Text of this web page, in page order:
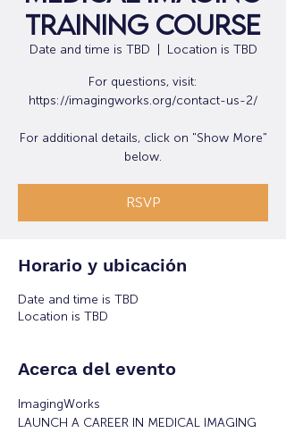
Training Course
Date and time is TBD Location is TBD
For questions, visit:
https://imagingworks.org/contact-us-2/
For additional details, click on "Show More"
below.
RSVP
Horario y ubicación
Date and time is TBD
Location is TBD
Acerca del evento
ImagingWorks
LAUNCH A CAREER IN MEDICAL IMAGING